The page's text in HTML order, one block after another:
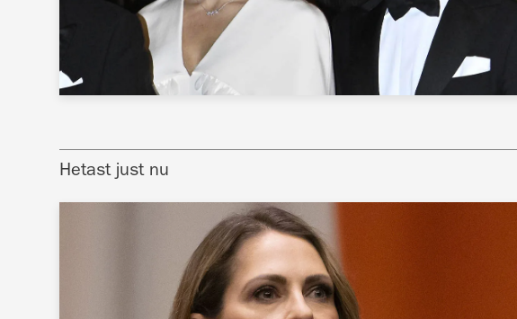
Hetast just nu